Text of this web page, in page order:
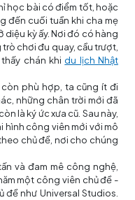
học bài có điểm tốt, hoặc
đến cuối tuần khi cha mẹ
diệu kỳ ấy. Nơi đó có hàng
chơi đu quay, cầu trượt,
chán khi du lịch Nhật
phù hợp, ta cũng ít đi
những chân trời mới đã
là ký ức xưa cũ. Sau này,
công viên mới với mô
chủ đề, nơi cho chúng
và đam mê công nghệ,
một công viên chủ đề -
như Universal Studios.